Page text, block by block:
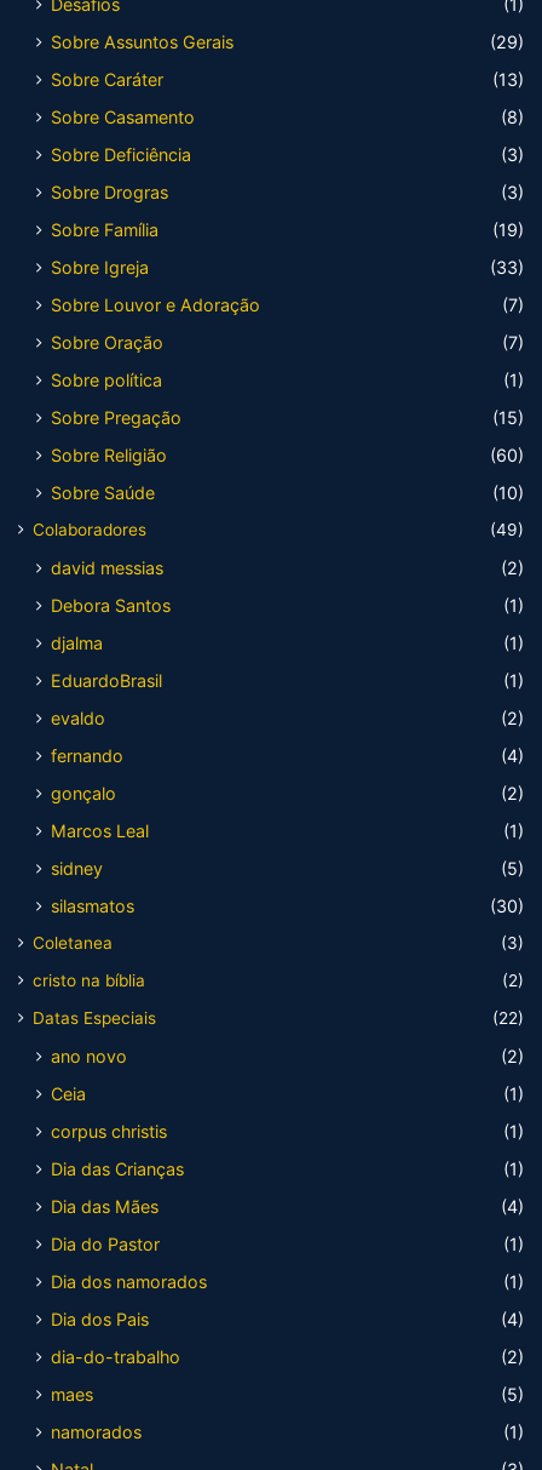
Desafios
(1)
Sobre Assuntos Gerais
(29)
Sobre Caráter
(13)
Sobre Casamento
(8)
Sobre Deficiência
(3)
Sobre Drogras
(3)
Sobre Família
(19)
Sobre Igreja
(33)
Sobre Louvor e Adoração
(7)
Sobre Oração
(7)
Sobre política
(1)
Sobre Pregação
(15)
Sobre Religião
(60)
Sobre Saúde
(10)
Colaboradores (49)
david messias
(2)
Debora Santos
(1)
djalma
(1)
EduardoBrasil
(1)
evaldo
(2)
fernando
(4)
gonçalo
(2)
Marcos Leal
(1)
sidney
(5)
silasmatos
(30)
Coletanea
(3)
cristo na bíblia
(2)
Datas Especiais
(22)
ano novo
(2)
Ceia
(1)
corpus christis
(1)
Dia das Crianças
(1)
Dia das Mães
(4)
Dia do Pastor
(1)
Dia dos namorados
(1)
Dia dos Pais
(4)
dia-do-trabalho
(2)
maes
(5)
namorados
(1)